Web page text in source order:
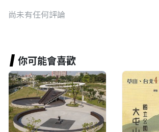
尚未有任何評論
你可能會喜歡